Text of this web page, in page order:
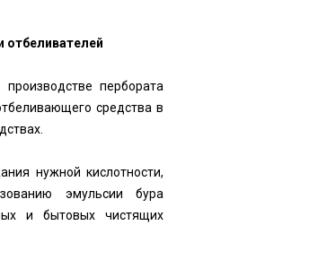
отбеливателей
пербората
средства в
нужной кислотности,
эмульсии бура
и бытовых чистящих